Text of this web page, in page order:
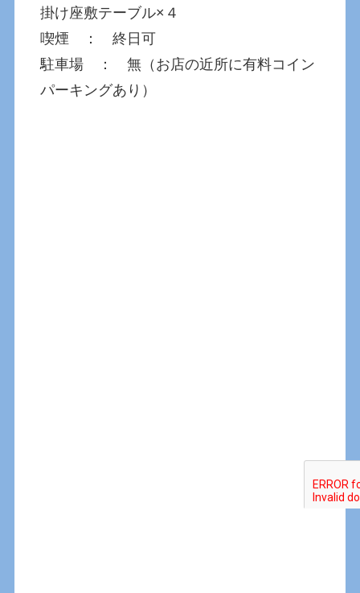
掛け座敷テーブル×４
喫煙 ： 終日可
駐車場 ： 無（お店の近所に有料コイン
パーキングあり）